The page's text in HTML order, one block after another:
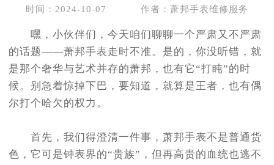
节假日正常营业！
时间：2024-10-07 作者：萧邦手表维修服务
嘿，小伙伴们，今天咱们聊聊一个严肃又不严肃
的话题——萧邦手表走时不准。是的，你没听错，就
是那个奢华与艺术并存的萧邦，也有它“打盹”的时
候。别急着惊掉下巴，要知道，就算是王者，也有偶
尔打个哈欠的权力。
首先，我们得澄清一件事，萧邦手表不是普通货
色，它可是钟表界的“贵族”，但再高贵的血统也逃不